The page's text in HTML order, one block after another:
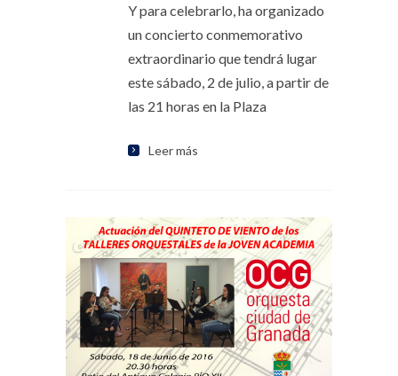
Y para celebrarlo, ha organizado
un concierto conmemorativo
extraordinario que tendrá lugar
este sábado, 2 de julio, a partir de
las 21 horas en la Plaza
Leer más